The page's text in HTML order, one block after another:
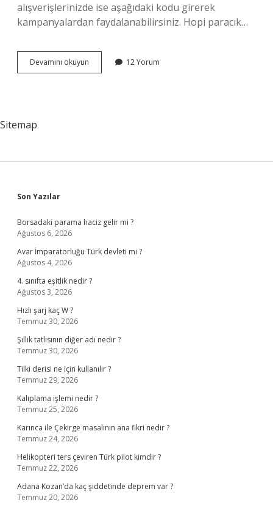
alışverişlerinizde ise aşağıdaki kodu girerek
kampanyalardan faydalanabilirsiniz. Hopi paracık…
Devamını okuyun
Ile
12 Yorum
Sitemap
Sidebar
Son Yazılar
Borsadaki parama haciz gelir mi ?
Ağustos 6, 2026
Avar İmparatorluğu Türk devleti mi ?
Ağustos 4, 2026
4. sınıfta eşitlik nedir ?
Ağustos 3, 2026
Hızlı şarj kaç W ?
Temmuz 30, 2026
Şıllık tatlısının diğer adı nedir ?
Temmuz 30, 2026
Tilki derisi ne için kullanılır ?
Temmuz 29, 2026
Kalıplama işlemi nedir ?
Temmuz 25, 2026
Karınca ile Çekirge masalının ana fikri nedir ?
Temmuz 24, 2026
Helikopteri ters çeviren Türk pilot kimdir ?
Temmuz 22, 2026
Adana Kozan’da kaç şiddetinde deprem var ?
Temmuz 20, 2026